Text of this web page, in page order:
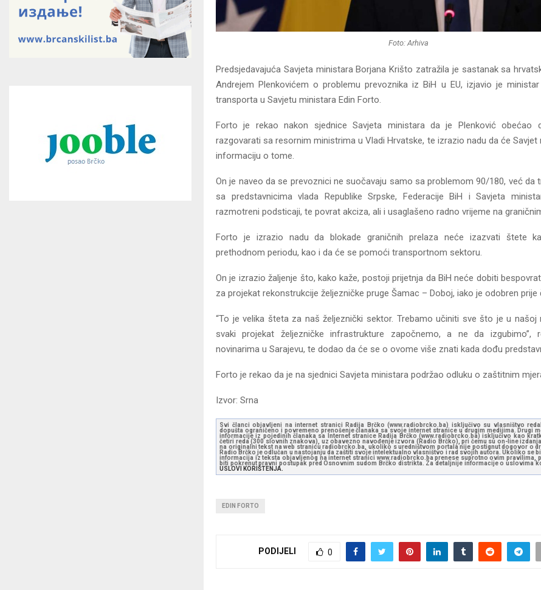
Foto: Arhiva
Predsjedavajuća Savjeta ministara Borjana Krišto zatražila je sastanak sa
Andrejem Plenkovićem o problemu prevoznika iz BiH u EU, izjavio je
transporta u Savjetu ministara Edin Forto.
Forto je rekao nakon sjednice Savjeta ministara da je Plenković
razgovarati sa resornim ministrima u Vladi Hrvatske, te izrazio nadu da će Savjet
informaciju o tome.
On je naveo da se prevoznici ne suočavaju samo sa problemom 90/180, već da
sa predstavnicima vlada Republike Srpske, Federacije BiH i Savjeta
razmotreni podsticaji, te povrat akciza, ali i usaglašeno radno vrijeme na
Forto je izrazio nadu da blokade graničnih prelaza neće izazvati štete
prethodnom periodu, kao i da će se pomoći transportnom sektoru.
On je izrazio žaljenje što, kako kaže, postoji prijetnja da BiH neće dobiti
za projekat rekonstrukcije željezničke pruge Šamac – Doboj, iako je odobren prije
“To je velika šteta za naš željeznički sektor. Trebamo učiniti sve što je u
svaki projekat željezničke infrastrukture započnemo, a ne da izgubimo”,
novinarima u Sarajevu, te dodao da će se o ovome više znati kada dođu
Forto je rekao da je na sjednici Savjeta ministara podržao odluku o zaštitnim
Izvor: Srna
Svi članci objavljeni na internet stranici Radija Brčko (www.radiobrcko.ba) isključivo su vlasništvo
dopušta ograničeno i povremeno prenošenje članaka sa svoje internet stranice u drugim medijima. Drugi
informacije iz pojedinih članaka sa Internet stranice Radija Brčko (www.radiobrcko.ba) isključivo kao
četiri reda (300 slovnih znakova), uz obavezno navođenje izvora (Radio Brčko), pri čemu su on-line
na originalni tekst na web stranicu radiobrcko.ba, ukoliko s uredništvom portala nije postignut dogovor o
Radio Brčko je odlučan u nastojanju da zaštiti svoje intelektualno vlasništvo i rad svojih autora. Ukoliko se
informacija iz teksta objavljenog na internet stranici www.radiobrcko.ba prenese suprotno ovim pravilima,
biti pokrenut pravni postupak pred Osnovnim sudom Brčko distrikta. Za detaljnije informacije o uslovima
USLOVI KORIŠTENJA.
EDIN FORTO
PODIJELI 0